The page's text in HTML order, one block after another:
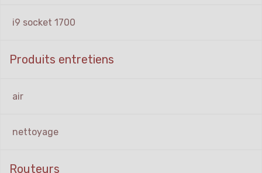
i9 socket 1700
Produits entretiens
air
nettoyage
Routeurs